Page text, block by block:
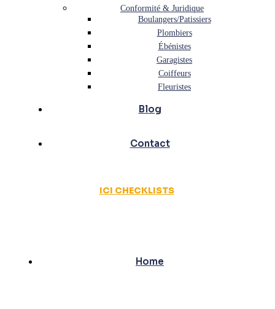
Conformité & Juridique
Boulangers/Patissiers
Plombiers
Ébénistes
Garagistes
Coiffeurs
Fleuristes
Blog
Contact
ICI CHECKLISTS
Home